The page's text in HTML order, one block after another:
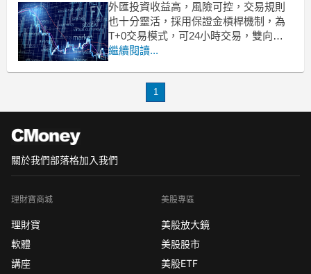
外匯投資收益高，風險可控，交易規則
也十分靈活，採用保證金槓桿機制，為
T+0交易模式，可24小時交易，雙向交
易等。投資這樣一種產品，投資者提前
一定要了解這幾件事！
繼續閱讀...
1
關於我們部落格加入我們
理財寶商城
理財寶
軟體
講座
美股專區
美股放大鏡
美股股市
美股ETF